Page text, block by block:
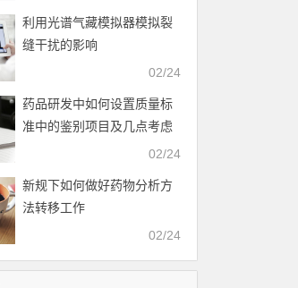
利用光谱气藏模拟器模拟裂
缝干扰的影响
02/24
药品研发中如何设置质量标
准中的鉴别项目及几点考虑
02/24
新规下如何做好药物分析方
法转移工作
02/24